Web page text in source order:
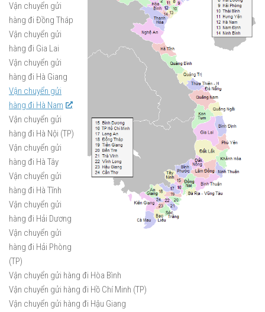
Vận chuyển gửi
hàng đi Đồng Tháp
Vận chuyển gửi
hàng đi Gia Lai
Vận chuyển gửi
hàng đi Hà Giang
Vận chuyển gửi
hàng đi Hà Nam
Vận chuyển gửi
hàng đi Hà Nội (TP)
Vận chuyển gửi
hàng đi Hà Tây
Vận chuyển gửi
hàng đi Hà Tĩnh
Vận chuyển gửi
hàng đi Hải Dương
Vận chuyển gửi
hàng đi Hải Phòng
(TP)
Vận chuyển gửi hàng đi Hòa Bình
Vận chuyển gửi hàng đi Hồ Chí Minh (TP)
Vận chuyển gửi hàng đi Hậu Giang